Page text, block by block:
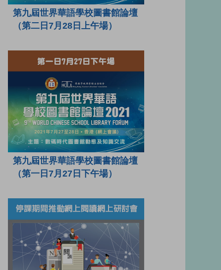
第九屆世界華語學校圖書館論壇
（第二日7月28日上午場）
第九屆世界華語學校圖書館論壇
（第一日7月27日下午場）